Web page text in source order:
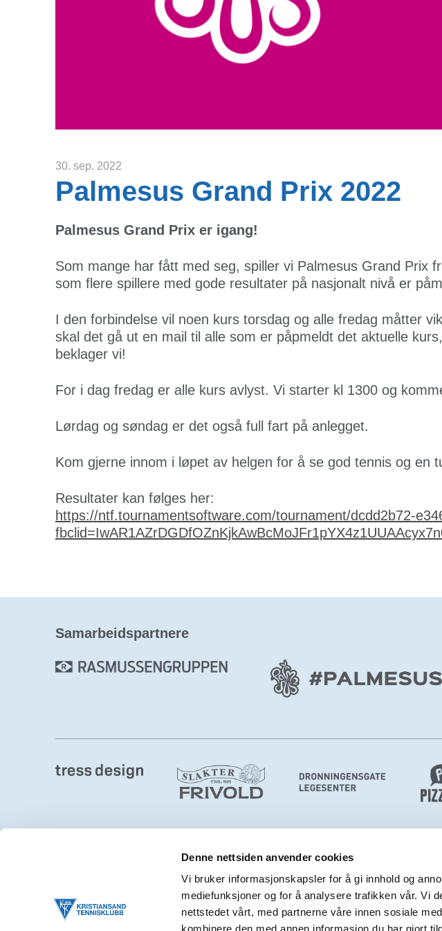
Denne nettsiden anvender cookies
Vi bruker informasjonskapsler for å gi innhold og
mediefunksjoner og for å analysere trafikken vår. Vi
nettstedet vårt, med partnerne våre innen sosiale
30. sep. 2022
Palmesus Grand Prix 2022
Palmesus Grand Prix er igang!
Som mange har fått med seg, spiller vi Palmesus Grand Prix
som flere spillere med gode resultater på nasjonalt nivå er
I den forbindelse vil noen kurs torsdag og alle fredag måtter
skal det gå ut en mail til alle som er påpmeldt det aktuelle
beklager vi!
For i dag fredag er alle kurs avlyst. Vi starter kl 1300 og
Lørdag og søndag er det også full fart på anlegget.
Kom gjerne innom i løpet av helgen for å se god tennis og en
Resultater kan følges her:
https://ntf.tournamentsoftware.com/tournament/dcdd2b72-
Samarbeidspartnere
Kristiansand Tennisklubb
Østre Ringvei 2, 4632 Kristiansand S
post@ktk.no